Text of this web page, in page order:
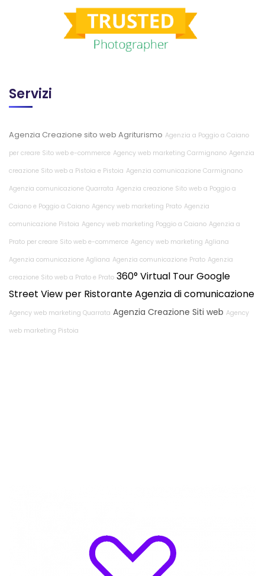
Servizi
Agenzia Creazione sito web Agriturismo Agenzia a Poggio a Caiano
per creare Sito web e-commerce Agency web marketing Carmignano Agenzia
creazione Sito web a Pistoia e Pistoia Agenzia comunicazione Carmignano
Agenzia comunicazione Quarrata Agenzia creazione Sito web a Poggio a
Caiano e Poggio a Caiano Agency web marketing Prato Agenzia
comunicazione Pistoia Agency web marketing Poggio a Caiano Agenzia a
Prato per creare Sito web e-commerce Agency web marketing Agliana
Agenzia comunicazione Agliana Agenzia comunicazione Prato Agenzia
creazione Sito web a Prato e Prato 360° Virtual Tour Google
Street View per RistoranteAgenzia di comunicazione
Agency web marketing Quarrata Agenzia Creazione Siti web Agency
web marketing Pistoia